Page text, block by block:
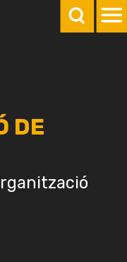
DE